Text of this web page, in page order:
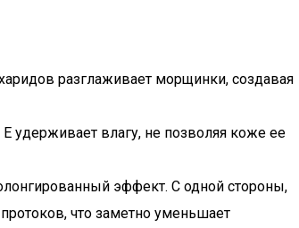
разглаживает морщинки, создавая
удерживает влагу, не позволяя коже ее
эффект. С одной стороны,
что заметно уменьшает